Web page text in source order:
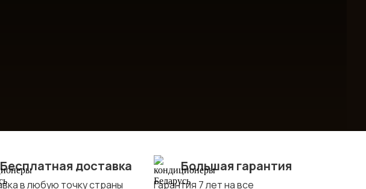
Большая гарантия
Гарантия 7 лет на все
Бесплатная доставка
в любую точку страны